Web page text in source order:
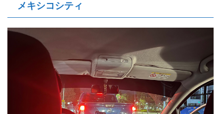
メキシコシティ